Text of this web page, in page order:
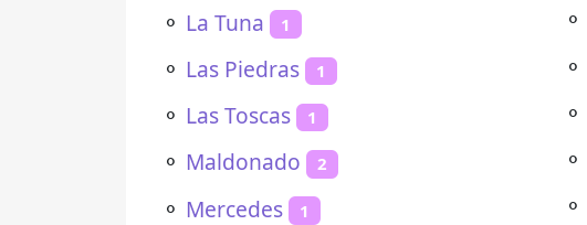
⚬ La Tuna 1
⚬ Las Piedras 1
⚬ Las Toscas 1
⚬ Maldonado 2
⚬ Mercedes 1
⚬
⚬
⚬
⚬
⚬